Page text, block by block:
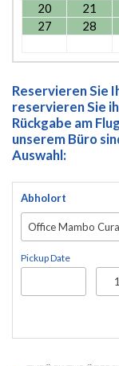
20
21
27
28
Reservieren Sie
reservieren Sie
Rückgabe am
unserem Büro
Auswahl:
Abholort
Office Mambo
Pickup Date